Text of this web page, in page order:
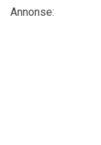
Annonse: